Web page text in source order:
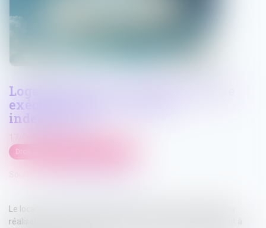
Logement décent : distinction entre
exécution forcée et action
indemnitaire
Droit immobilier
Le locataire d’un logement indécent peut exiger du bailleur la
réalisation des travaux nécessaires tant que le manquement à